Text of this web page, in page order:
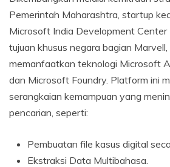
Pemerintah Maharashtra, startup
Microsoft India Development Center
tujuan khusus negara bagian
memanfaatkan teknologi Microsoft
dan Microsoft Foundry. Platform ini
serangkaian kemampuan yang
pencarian, seperti:
Pembuatan file kasus digital
Ekstraksi Data Multibahasa.